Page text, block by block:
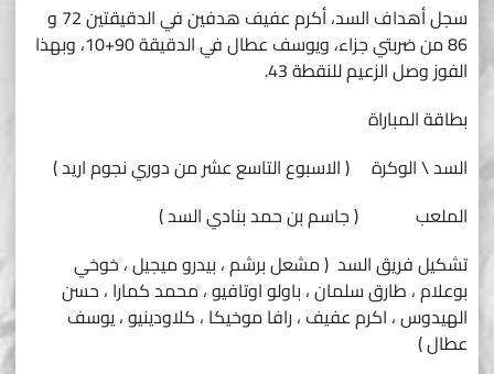
سجل أهداف السد، أكرم عفيف هدفين في الدقيقتين 72 و
86 من ضربتي جزاء، ويوسف عطال في الدقيقة 90+10، وبهذا
الفوز وصل الزعيم للنقطة 43.
بطاقة المباراة
السد \ الوكرة ( الاسبوع التاسع عشر من دوري نجوم اريد )
الملعب ( جاسم بن حمد بنادي السد )
تشكيل فريق السد ( مشعل برشم ، بيدرو ميجيل ، خوخي
بوعلام ، طارق سلمان ، باولو اوتافيو ، محمد كمارا ، حسن
الهيدوس ، اكرم عفيف ، رافا موخيكا ، كلاودينيو ، يوسف
عطال )